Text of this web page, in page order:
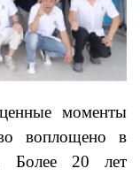
моменты
воплощено в
Более 20 лет